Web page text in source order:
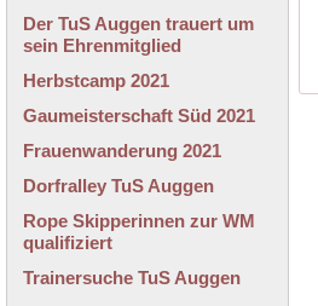
Der TuS Auggen trauert um
sein Ehrenmitglied
Herbstcamp 2021
Gaumeisterschaft Süd 2021
Frauenwanderung 2021
Dorfralley TuS Auggen
Rope Skipperinnen zur WM
qualifiziert
Trainersuche TuS Auggen